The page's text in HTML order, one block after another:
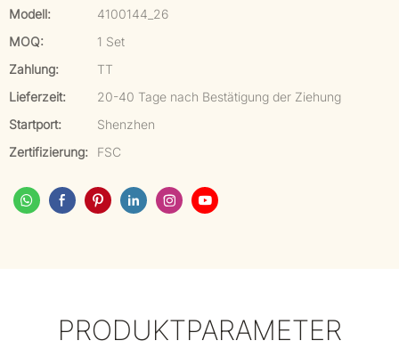
Modell:
4100144_26
MOQ:
1 Set
Zahlung:
TT
Lieferzeit:
20-40 Tage nach Bestätigung der Ziehung
Startport:
Shenzhen
Zertifizierung:
FSC
PRODUKTPARAMETER